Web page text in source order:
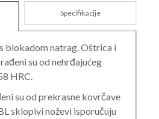
Specifikacije
blokadom natrag. Oštrica i
su od nehrđajućeg
HRC.
su od prekrasne kovrčave
sklopivi noževi isporučuju